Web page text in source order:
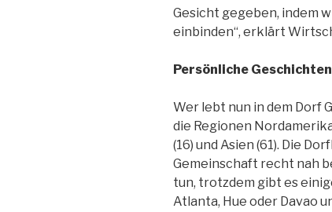
Gesicht gegeben, indem
einbinden“, erklärt
Persönliche Geschichten
Wer lebt nun in dem Dorf
die Regionen
(16) und Asien (61). Die
Gemeinschaft recht nah
tun, trotzdem gibt es
Atlanta, Hue oder Davao